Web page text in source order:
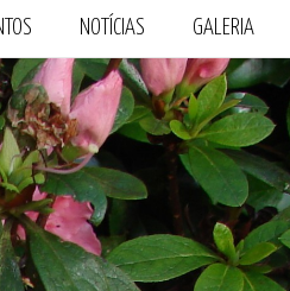
NOTÍCIAS GALERIA